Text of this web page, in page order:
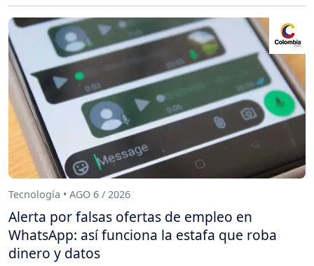
Tecnología • AGO 6 / 2026
Alerta por falsas ofertas de empleo en
WhatsApp: así funciona la estafa que roba
dinero y datos